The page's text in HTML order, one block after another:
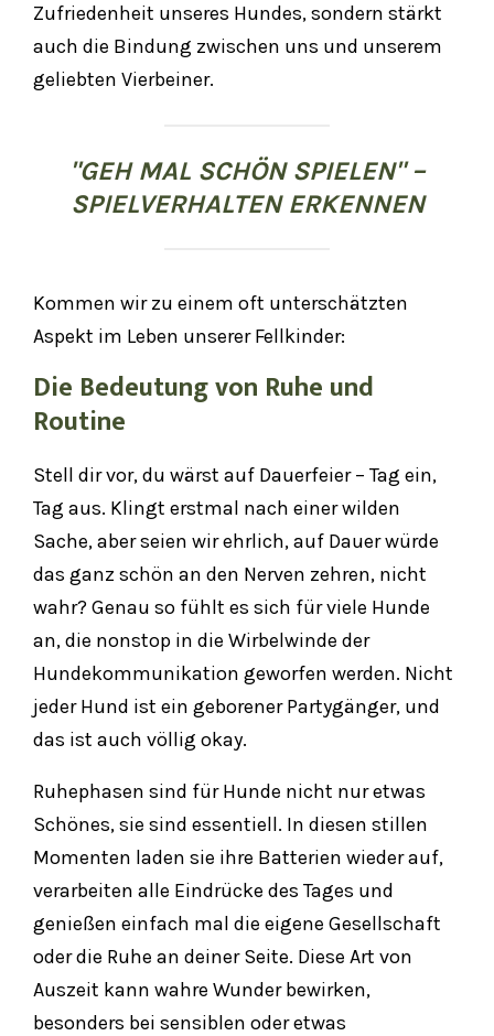
Zufriedenheit unseres Hundes, sondern stärkt
auch die Bindung zwischen uns und unserem
geliebten Vierbeiner.
"GEH MAL SCHÖN SPIELEN" –
SPIELVERHALTEN ERKENNEN
Kommen wir zu einem oft unterschätzten
Aspekt im Leben unserer Fellkinder:
Die Bedeutung von Ruhe und
Routine
Stell dir vor, du wärst auf Dauerfeier – Tag ein,
Tag aus. Klingt erstmal nach einer wilden
Sache, aber seien wir ehrlich, auf Dauer würde
das ganz schön an den Nerven zehren, nicht
wahr? Genau so fühlt es sich für viele Hunde
an, die nonstop in die Wirbelwinde der
Hundekommunikation geworfen werden. Nicht
jeder Hund ist ein geborener Partygänger, und
das ist auch völlig okay.
Ruhephasen sind für Hunde nicht nur etwas
Schönes, sie sind essentiell. In diesen stillen
Momenten laden sie ihre Batterien wieder auf,
verarbeiten alle Eindrücke des Tages und
genießen einfach mal die eigene Gesellschaft
oder die Ruhe an deiner Seite. Diese Art von
Auszeit kann wahre Wunder bewirken,
besonders bei sensiblen oder etwas